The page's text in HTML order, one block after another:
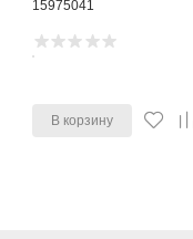
15975041
В корзину